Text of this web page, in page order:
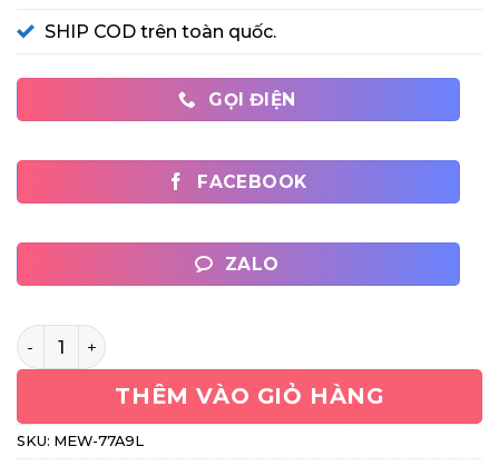
SHIP COD trên toàn quốc.
GỌI ĐIỆN
FACEBOOK
ZALO
Cát Sand Lót Chuồng Hamster Sạch Mát Thấm Hút
THÊM VÀO GIỎ HÀNG
SKU: MEW-77A9L